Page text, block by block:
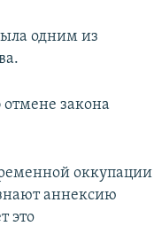
одним из
закона
оккупации
аннексию
это